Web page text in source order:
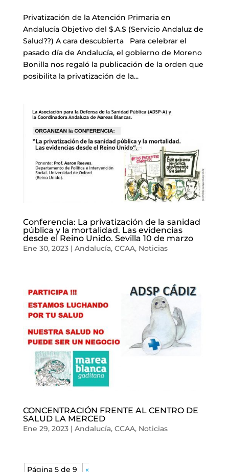
Privatización de la Atención Primaria en
Andalucía Objetivo del $.A.$ (Servicio Andaluz de
Salud??) A cara descubierta Para celebrar el
pasado día de Andalucía, el gobierno de Moreno
Bonilla nos regaló la publicación de la orden que
posibilita la privatización de la...
Conferencia: La privatización de la sanidad
pública y la mortalidad. Las evidencias
desde el Reino Unido. Sevilla 10 de marzo
Ene 30, 2023| Andalucía, CCAA, Noticias
CONCENTRACIÓN FRENTE AL CENTRO DE
SALUD LA MERCED
Ene 29, 2023| Andalucía, CCAA, Noticias
Página 5 de 9 «